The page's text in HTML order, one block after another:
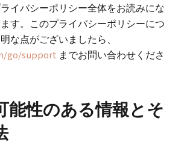
イバシーポリシー全体をお読みにな
す。このプライバシーポリシーにつ
な点がございましたら、
go/support までお問い合わせくださ
能性のある情報とそ